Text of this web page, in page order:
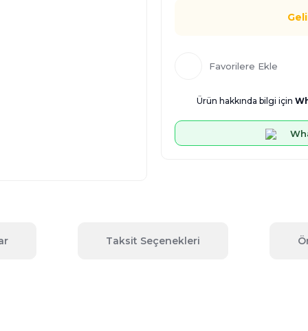
Ürün hakkında bilgi için
Taksit Seçenekleri